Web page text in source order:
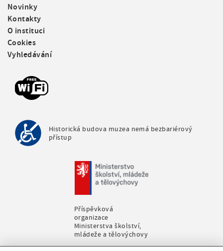
F
o
o
t
e
r
Novinky
Kontakty
O instituci
Cookies
Vyhledávání
Historická budova muzea nemá bezbariérový
přístup
Příspěvková
organizace
Ministerstva školství,
mládeže a tělovýchovy